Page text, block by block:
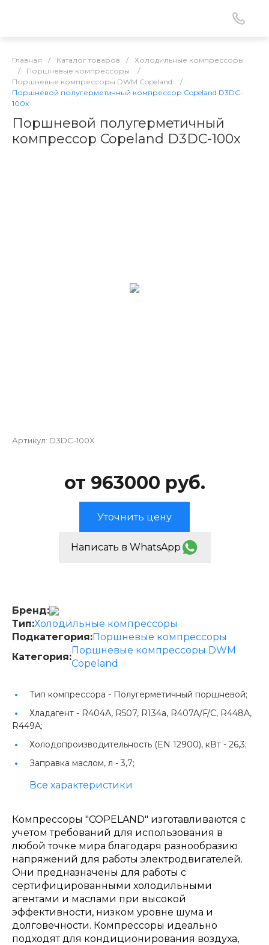
Главная / Каталог товаров /
Холодильные компрессоры
/
Поршневые компрессоры
/
Поршневые компрессоры DWM Copeland
/
Поршневой полугерметичный компрессор Copeland D3DC-
100x
Поршневой полугерметичный
компрессор Copeland D3DC-100x
Артикул: D3DC-100X
от 963000 руб.
Уточнить цену
Написать в WhatsApp
Бренд:
Тип:Холодильные компрессоры
Подкатегория:Поршневые компрессоры
Категория:
Поршневые компрессоры DWM
Copeland
Тип компрессора - Полугерметичный поршневой;
Хладагент - R404A, R507, R134a, R407A/F/C, R448A,
R449A;
Холодопроизводительность (EN 12900), кВт - 26,3;
Заправка маслом, л - 3,7;
Все характеристики
Компрессоры "COPELAND" изготавливаются с
учетом требований для использования в
любой точке мира благодаря разнообразию
напряжений для работы электродвигателей.
Они предназначены для работы с
сертифицированными холодильными
агентами и маслами при высокой
эффективности, низком уровне шума и
долговечности. Компрессоры идеально
подходят для кондиционирования воздуха,